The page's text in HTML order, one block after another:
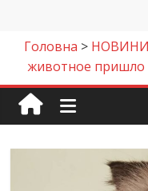
Головна > НОВИНИ
животное